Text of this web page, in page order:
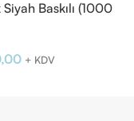
Baskılı (1000
+ KDV